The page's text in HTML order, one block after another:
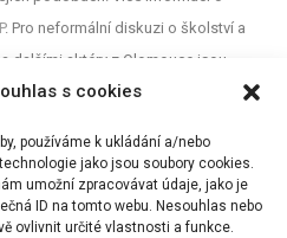
s cookies
používáme k ukládání a/nebo
jako jsou soubory cookies.
umožní zpracovávat údaje, jako je
ID na tomto webu. Nesouhlas nebo
ovlivnit určité vlastnosti a funkce.
. Pro neformální diskuzi o školství a
dalšími aktéry z Olomouce jsou
Olomouc).